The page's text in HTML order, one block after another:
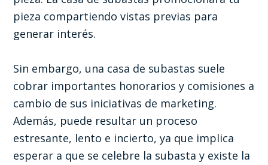
pieza compartiendo vistas previas para
generar interés.
Sin embargo, una casa de subastas suele
cobrar importantes honorarios y comisiones a
cambio de sus iniciativas de marketing.
Además, puede resultar un proceso
estresante, lento e incierto, ya que implica
esperar a que se celebre la subasta y existe la